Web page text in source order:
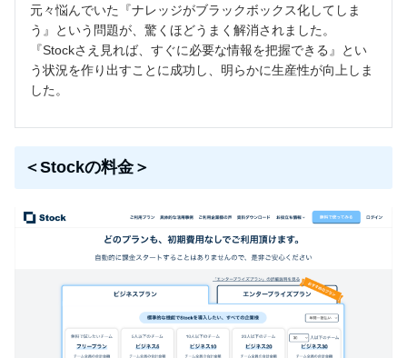
元々悩んでいた『ナレッジがブラックボックス化してしま
う』という問題が、驚くほどうまく解消されました。
『Stockさえ見れば、すぐに必要な情報を把握できる』とい
う状況を作り出すことに成功し、明らかに生産性が向上しま
した。
＜Stockの料金＞